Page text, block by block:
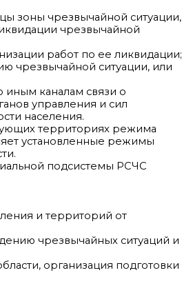
зоны чрезвычайной ситуации,
чрезвычайной
работ по ее ликвидации;
чрезвычайной ситуации, или
иным каналам связи о
управления и сил
населения.
территориях режима
установленные режимы
подсистемы РСЧС
и территорий от
чрезвычайных ситуаций и
организация подготовки